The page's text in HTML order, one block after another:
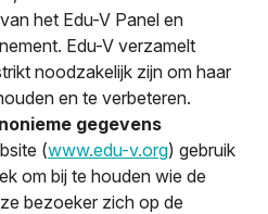
het Edu-V Panel en
Edu-V verzamelt
noodzakelijk zijn om haar
en te verbeteren.
gegevens
(www.edu-v.org) gebruik
om bij te houden wie de
bezoeker zich op de